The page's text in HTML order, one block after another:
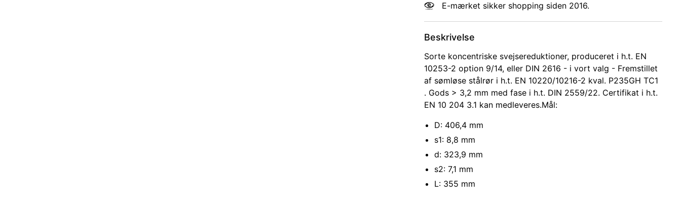
E-mærket sikker shopping siden 2016.
Beskrivelse
Sorte koncentriske svejsereduktioner, produceret i h.t. EN
10253-2 option 9/14, eller DIN 2616 - i vort valg - Fremstillet
af sømløse stålrør i h.t. EN 10220/10216-2 kval. P235GH TC1
. Gods > 3,2 mm med fase i h.t. DIN 2559/22. Certifikat i h.t.
EN 10 204 3.1 kan medleveres.Mål:
D: 406,4 mm
s1: 8,8 mm
d: 323,9 mm
s2: 7,1 mm
L: 355 mm